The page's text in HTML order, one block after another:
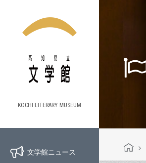
KOCHI LITERARY MUSEUM
文学館ニュース